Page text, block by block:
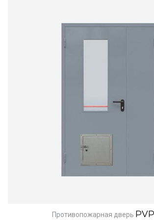
Противопожарная дверь